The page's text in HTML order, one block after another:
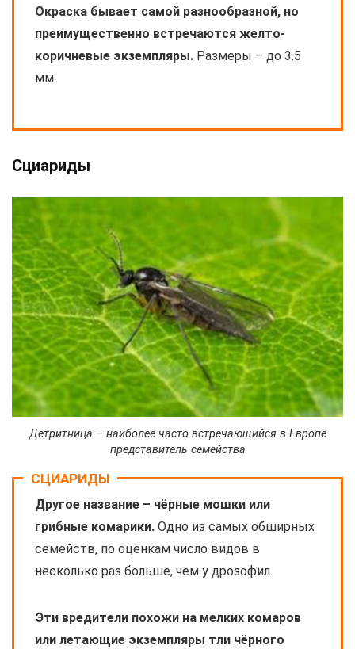
Окраска бывает самой разнообразной, но
преимущественно встречаются желто-
коричневые экземпляры. Размеры – до 3.5
мм.
Сциариды
Детритница – наиболее часто встречающийся в Европе
представитель семейства
СЦИАРИДЫ
Другое название – чёрные мошки или
грибные комарики. Одно из самых обширных
семейств, по оценкам число видов в
несколько раз больше, чем у дрозофил.
Эти вредители похожи на мелких комаров
или летающие экземпляры тли чёрного